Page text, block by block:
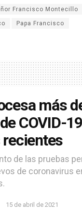
Francisco Montecillo
Papa Francisco
más
COVID-
recientes
de las pruebas
de coronavirus
15 de abril de 2021